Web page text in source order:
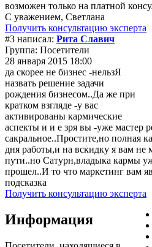
возможен только на платной
С уважением, Светлана
Получить консультацию эксперта
#3 написал: Рита Славич
Группа: Посетители
28 января 2015 18:00
да скорее не бизнес -нельзЯ
назвать решение задачи
рождения бизнесом..Да же при
кратком взгляде -у вас
активированы кармические
аспекты и и е зря вы -уже мастер
сакральное..Простите,но полная
дня работы,и на вскидку я вам не
пути..но Сатурн,владыка кармы
прошел..И то что маркетинг вам
подсказка
Получить консультацию эксперта
Информация